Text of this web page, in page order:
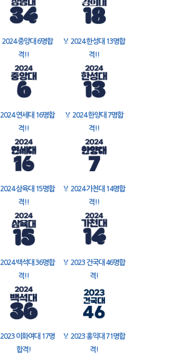
2024 중앙대 6명합
격!!
🏅 2024 한성대 13명합
격!!
2024 연세대 16명합
격!!
🏅 2024 한양대 7명합
격!!
2024 삼육대 15명합
격!!
🏅 2024 가천대 14명합
격!!
2024 백석대 36명합
격!!
🏅 2023 건국대 46명합
격!
2023 이화여대 17명
합격!
🏅 2023 홍익대 71명합
격!